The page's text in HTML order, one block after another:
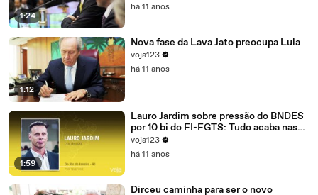
1:24
há 11 anos
1:12
Nova fase da Lava Jato preocupa Lula
voja123
há 11 anos
1:59
Lauro Jardim sobre pressão do BNDES
por 10 bi do FI-FGTS: Tudo acaba nas
mãos de Cunha
voja123
há 11 anos
Dirceu caminha para ser o novo